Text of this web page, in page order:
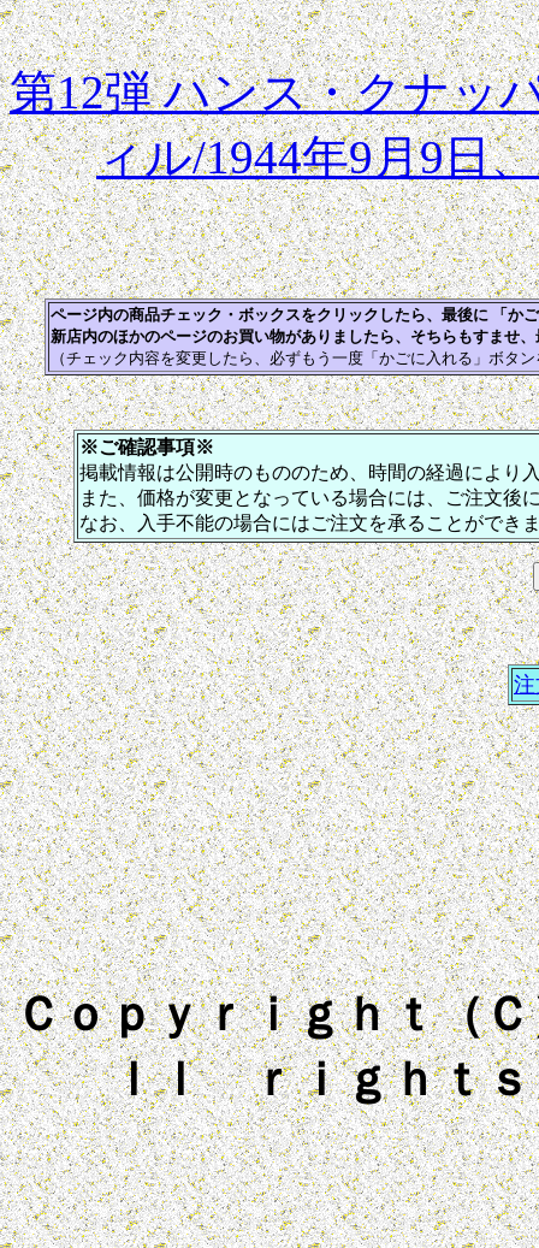
第12弾 ハンス・クナッ
ィル/1944年9月9日
ページ内の商品チェック・ボックスをクリックしたら、最後に 「か
新店内のほかのページのお買い物がありましたら、そちらもすませ
（チェック内容を変更したら、必ずもう一度「かごに入れる」ボタ
※ご確認事項※
掲載情報は公開時のもののため、時間の経過により
また、価格が変更となっている場合には、ご注文後
なお、入手不能の場合にはご注文を承ることができ
Ｃｏｐｙｒｉｇｈｔ（
ｌｌ ｒｉｇｈｔｓ